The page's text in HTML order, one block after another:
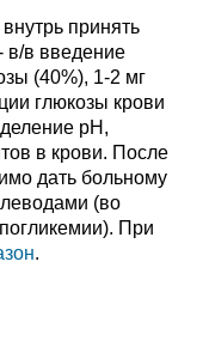
принять
в/в введение
(40%), 1-2 мг
глюкозы крови
pH,
в крови. После
дать больному
(во
При
.